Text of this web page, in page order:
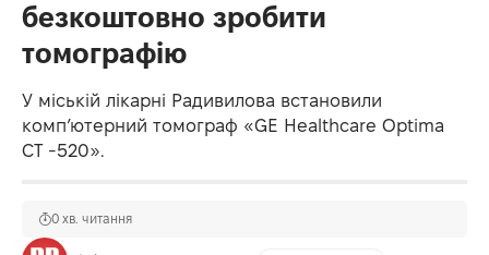
безкоштовно зробити
томографію
У міській лікарні Радивилова встановили
комп’ютерний томограф «GE Healthcare Optima
CT -520».
0 хв. читання